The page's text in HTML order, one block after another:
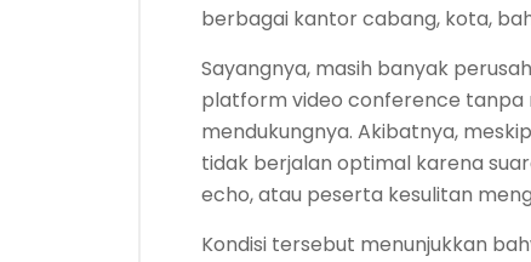
berbagai kantor cabang, kota,
Sayangnya, masih banyak
platform video conference tanpa
mendukungnya. Akibatnya,
tidak berjalan optimal karena
echo, atau peserta kesulitan
Kondisi tersebut menunjukkan